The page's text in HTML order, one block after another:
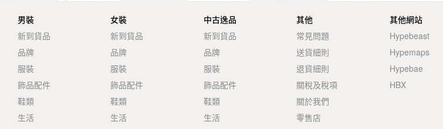
男裝
新到貨品
品牌
服裝
飾品配件
鞋類
生活
女裝
新到貨品
品牌
服裝
飾品配件
鞋類
生活
中古逸品
新到貨品
品牌
服裝
飾品配件
鞋類
生活
其他
常見問題
送貨細則
退貨細則
關稅及稅項
關於我們
零售店
其他網站
Hypebeast
Hypemaps
Hypebae
HBX